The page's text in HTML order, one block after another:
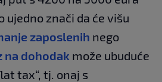
ujedno znači da će višu
zaposlenih nego
na dohodak može ubuduće
tax“, tj. onaj s